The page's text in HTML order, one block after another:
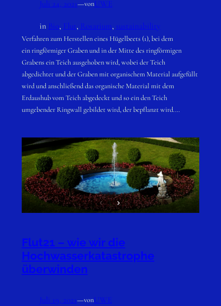
Juli 24, 2021—vonUWE
in Bio, Flut, Rosarium, sustainability
Verfahren zum Herstellen eines Hügelbeets (1), bei dem
ein ringförmiger Graben und in der Mitte des ringförmigen
Grabens ein Teich ausgehoben wird, wobei der Teich
abgedichtet und der Graben mit organischem Material aufgefüllt
wird und anschließend das organische Material mit dem
Erdaushub vom Teich abgedeckt und so ein den Teich
umgebender Ringwall gebildet wird, der bepflanzt wird.…
Flut21 – wie wir die
Hochwasserkatastrophe
überwinden
Juli 19, 2021—vonUWE